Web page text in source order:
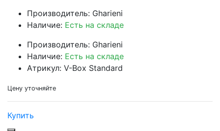
Производитель: Gharieni
Наличие: Есть на складе
Производитель: Gharieni
Наличие: Есть на складе
Атрикул: V-Box Standard
Цену уточняйте
Купить